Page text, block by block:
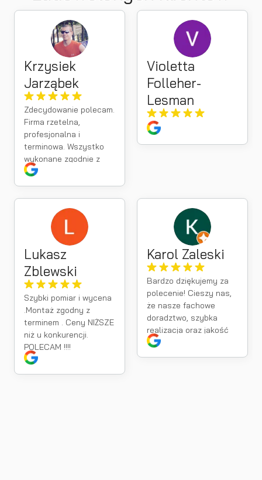
Krzysiek
Jarząbek
Zdecydowanie polecam.
Firma rzetelna,
profesjonalna i
terminowa. Wszystko
wykonane zgodnie z
umową, a kontakt na
najwyższym poziomie.
Violetta
Folleher-
Lesman
Lukasz
Zblewski
Szybki pomiar i wycena
.Montaż zgodny z
terminem . Ceny NIŻSZE
niż u konkurencji.
POLECAM !!!!
Karol Zaleski
Bardzo dziękujemy za
polecenie! Cieszy nas,
że nasze fachowe
doradztwo, szybka
realizacja oraz jakość
montażu spełniły Pana
oczekiwania. Takie